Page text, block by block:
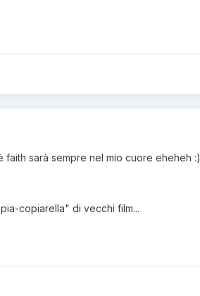
sarà sempre nel mio cuore eheheh :)
copiarella" di vecchi film...